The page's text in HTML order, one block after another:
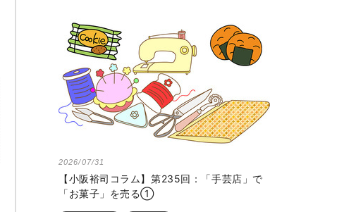
2026/07/31
【小阪裕司コラム】第235回：「手芸店」で
「お菓子」を売る①